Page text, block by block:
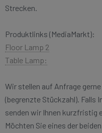
Strecken.
Produktlinks (MediaMarkt):
Floor Lamp 2
Table Lamp:
Wir stellen auf Anfrage
(begrenzte Stückzahl). Falls
senden wir Ihnen kurzfristig
Möchten Sie eines der